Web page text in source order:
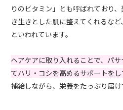
りのビタミン」とも呼ばれており
き生きとした肌に整えてくれるな
といわれています。
ヘアケアに取り入れることで、パ
てハリ・コシを高めるサポートをし
補給しながら、栄養をたっぷり届け